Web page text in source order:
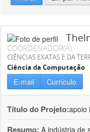
COORDENADOR(A)
CIÊNCIAS EXATAS E DA
Ciência da Computação
E-mail Currículo
Título do Projeto:apoio
Resumo: A indústria de